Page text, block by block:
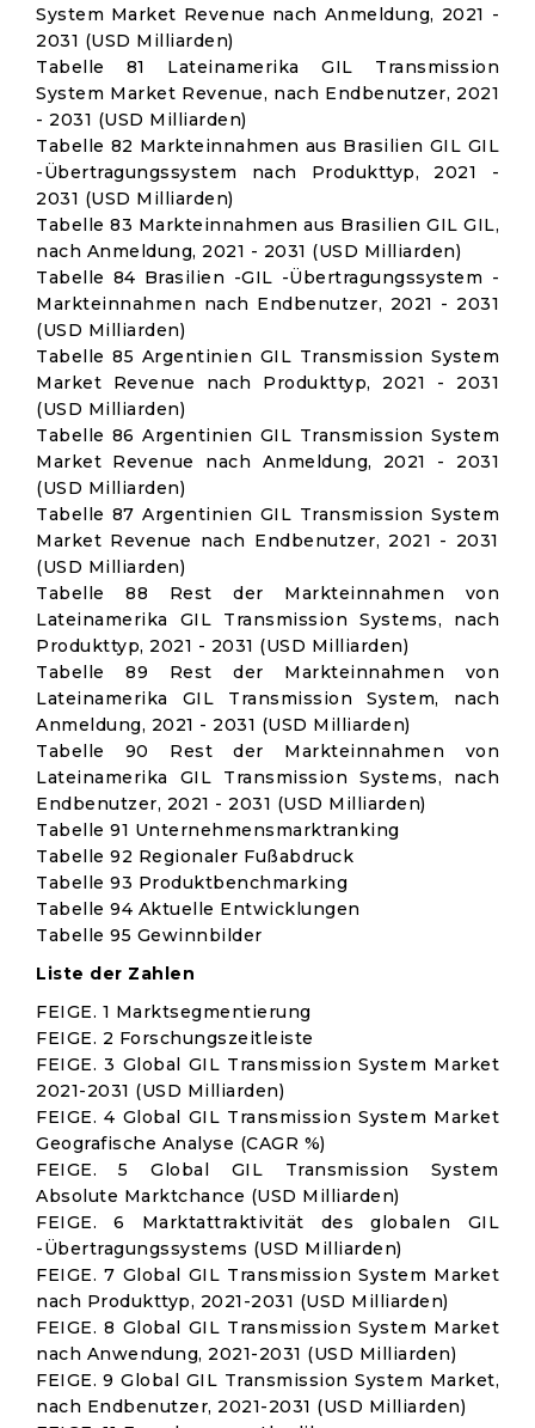
System Market Revenue nach Anmeldung, 2021 -
2031 (USD Milliarden)
Tabelle 81 Lateinamerika GIL Transmission
System Market Revenue, nach Endbenutzer, 2021
- 2031 (USD Milliarden)
Tabelle 82 Markteinnahmen aus Brasilien GIL GIL
-Übertragungssystem nach Produkttyp, 2021 -
2031 (USD Milliarden)
Tabelle 83 Markteinnahmen aus Brasilien GIL GIL,
nach Anmeldung, 2021 - 2031 (USD Milliarden)
Tabelle 84 Brasilien -GIL -Übertragungssystem -
Markteinnahmen nach Endbenutzer, 2021 - 2031
(USD Milliarden)
Tabelle 85 Argentinien GIL Transmission System
Market Revenue nach Produkttyp, 2021 - 2031
(USD Milliarden)
Tabelle 86 Argentinien GIL Transmission System
Market Revenue nach Anmeldung, 2021 - 2031
(USD Milliarden)
Tabelle 87 Argentinien GIL Transmission System
Market Revenue nach Endbenutzer, 2021 - 2031
(USD Milliarden)
Tabelle 88 Rest der Markteinnahmen von
Lateinamerika GIL Transmission Systems, nach
Produkttyp, 2021 - 2031 (USD Milliarden)
Tabelle 89 Rest der Markteinnahmen von
Lateinamerika GIL Transmission System, nach
Anmeldung, 2021 - 2031 (USD Milliarden)
Tabelle 90 Rest der Markteinnahmen von
Lateinamerika GIL Transmission Systems, nach
Endbenutzer, 2021 - 2031 (USD Milliarden)
Tabelle 91 Unternehmensmarktranking
Tabelle 92 Regionaler Fußabdruck
Tabelle 93 Produktbenchmarking
Tabelle 94 Aktuelle Entwicklungen
Tabelle 95 Gewinnbilder
Liste der Zahlen
FEIGE. 1 Marktsegmentierung
FEIGE. 2 Forschungszeitleiste
FEIGE. 3 Global GIL Transmission System Market
2021-2031 (USD Milliarden)
FEIGE. 4 Global GIL Transmission System Market
Geografische Analyse (CAGR %)
FEIGE. 5 Global GIL Transmission System
Absolute Marktchance (USD Milliarden)
FEIGE. 6 Marktattraktivität des globalen GIL
-Übertragungssystems (USD Milliarden)
FEIGE. 7 Global GIL Transmission System Market
nach Produkttyp, 2021-2031 (USD Milliarden)
FEIGE. 8 Global GIL Transmission System Market
nach Anwendung, 2021-2031 (USD Milliarden)
FEIGE. 9 Global GIL Transmission System Market,
nach Endbenutzer, 2021-2031 (USD Milliarden)